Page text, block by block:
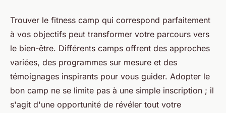
Trouver le fitness camp qui correspond parfaitement
à vos objectifs peut transformer votre parcours vers
le bien-être. Différents camps offrent des approches
variées, des programmes sur mesure et des
témoignages inspirants pour vous guider. Adopter le
bon camp ne se limite pas à une simple inscription ; il
s'agit d'une opportunité de révéler tout votre